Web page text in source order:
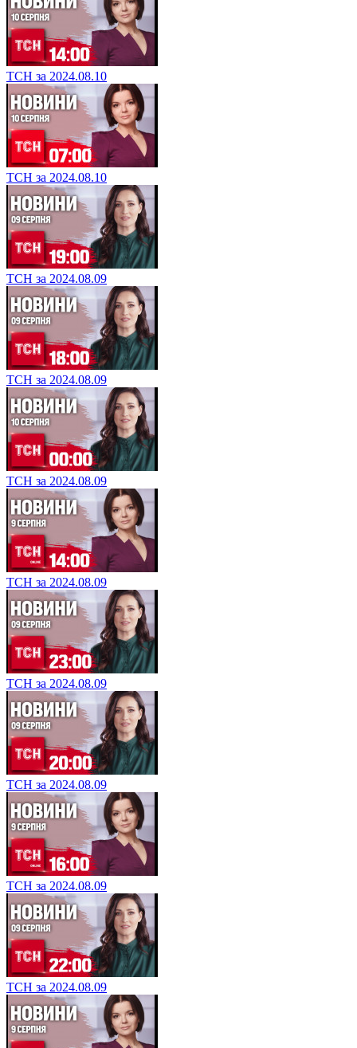
ТСН за 2024.08.10
ТСН за 2024.08.10
ТСН за 2024.08.09
ТСН за 2024.08.09
ТСН за 2024.08.09
ТСН за 2024.08.09
ТСН за 2024.08.09
ТСН за 2024.08.09
ТСН за 2024.08.09
ТСН за 2024.08.09